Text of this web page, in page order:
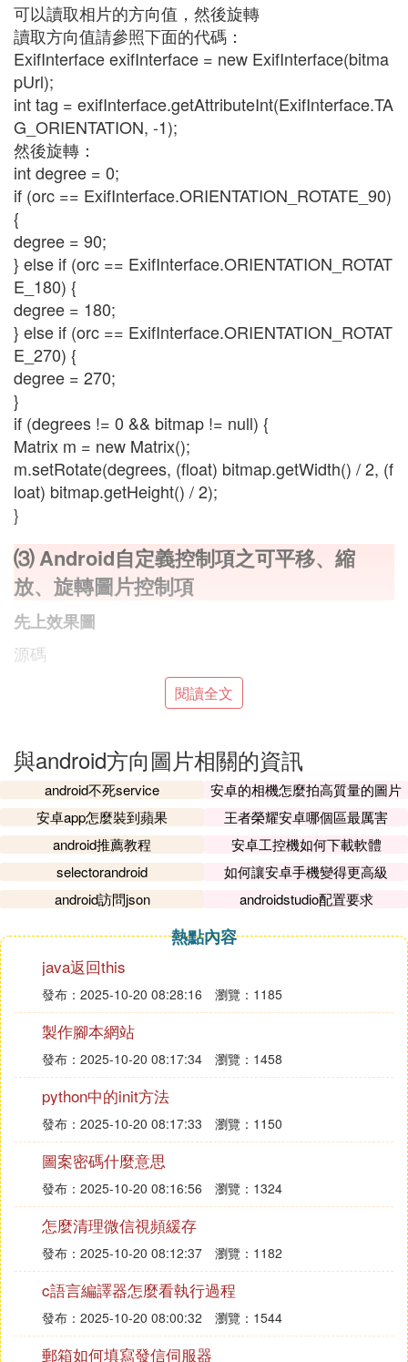
可以讀取相片的方向值，然後旋轉
讀取方向值請參照下面的代碼：
ExifInterface exifInterface = new ExifInterface(bitma
pUrl);
int tag = exifInterface.getAttributeInt(ExifInterface.TA
G_ORIENTATION, -1);
然後旋轉：
int degree = 0;
if (orc == ExifInterface.ORIENTATION_ROTATE_90)
{
degree = 90;
} else if (orc == ExifInterface.ORIENTATION_ROTAT
E_180) {
degree = 180;
} else if (orc == ExifInterface.ORIENTATION_ROTAT
E_270) {
degree = 270;
}
if (degrees != 0 && bitmap != null) {
Matrix m = new Matrix();
m.setRotate(degrees, (float) bitmap.getWidth() / 2, (f
loat) bitmap.getHeight() / 2);
}
⑶ Android自定義控制項之可平移、縮
放、旋轉圖片控制項
先上效果圖
源碼
單點拖動圖片對圖片進行平移操作。雙手縮放圖片大
小和旋轉圖片到一定的角度。圖片縮放的時候 不能
大縮放因子或者小於最小縮放因子需要對圖像進行回
彈。圖片旋轉的角度只能為90度的倍數，不滿足90度
要進行回彈。圖片回彈要一個漸變的效果。
大體思路：首先，Android中提供了Matrix類可以對
圖像進行處理。其次，要顯示一張圖片最容易想到的
就是ImageView。回彈要求漸變的過程，可以通過屬
性動畫進行設置。所以大體的思路是：繼承ImageVie
w，重寫onTouchEvent()方法，判斷事件類型，在對
應的事件使用Matrix對圖像進行變換。
Matrix是一個已經封裝好的矩陣，最重要的作用就是
對坐標點進行變換。
舉個栗子：
1.某個點(x0，y0，1)通過單位矩陣E映射得到的點還
是(x0,y0,1)。
3.點(x0，y0，1)通過矩陣T映射得到的點就會做如下
的變換
可以看到點(x0，y0，1)經過T矩陣在x軸方向上平移
了dx，在y軸方向上平移了dy。
通過以上的變換可以得到具體的思路：我們維護一
個圖像對應的矩陣mCurrentMatrix，該矩陣主要是對I
mageView中的圖像的各個點進行映射。ImageView
在容器位置擺放完成之後，置mCurrentMatrix矩陣為
單位矩陣。當onTouchEvent()方法中觸發單點觸控並
且手指進行平移的時候，調用矩陣mCurrentMatrix的
postTranslate(dx,dy)，對mCurrentMatrix進行變換。
閱讀全文
與android方向圖片相關的資訊
android不死service
安卓的相機怎麼拍高質量的圖片
安卓app怎麼裝到蘋果
王者榮耀安卓哪個區最厲害
android推薦教程
安卓工控機如何下載軟體
selectorandroid
如何讓安卓手機變得更高級
android訪問json
androidstudio配置要求
熱點內容
java返回this
發布：2025-10-20 08:28:16 瀏覽：1185
製作腳本網站
發布：2025-10-20 08:17:34 瀏覽：1458
python中的init方法
發布：2025-10-20 08:17:33 瀏覽：1150
圖案密碼什麼意思
發布：2025-10-20 08:16:56 瀏覽：1324
怎麼清理微信視頻緩存
發布：2025-10-20 08:12:37 瀏覽：1182
c語言編譯器怎麼看執行過程
發布：2025-10-20 08:00:32 瀏覽：1544
郵箱如何填寫發信伺服器